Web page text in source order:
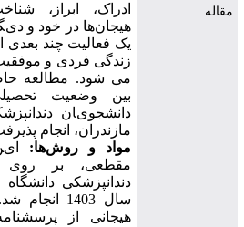
مقاله
ادراک، اﺑﺮاز،
ﻫﯿﺠﺎنﻫﺎ در ﺧﻮد و
یک فعالیت چند بعدی
زندگی فردی و
می شود. ﻣﻄﺎﻟﻌﻪ
ﺑﯿﻦ وﺿﻌﯿﺖ
داﻧﺸﺠﻮیﺎن
مازندران، انجام
مواد و روشها:
دﻧﺪاﻧﭙﺰﺷﮑﯽ
سال 1403
ﻫﯿﺠﺎﻧﯽ از